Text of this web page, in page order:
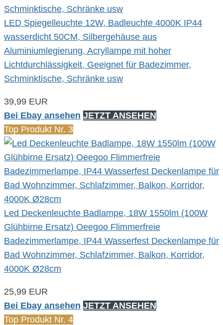
LED Spiegelleuchte 12W, Badleuchte 4000K IP44
wasserdicht 50CM, Silbergehäuse aus
Aluminiumlegierung, Acryllampe mit hoher
Lichtdurchlässigkeit, Geeignet für Badezimmer,
Schminktische, Schränke usw
39,99 EUR
Bei Ebay ansehen JETZT ANSEHEN
Top Produkt Nr. 3
Led Deckenleuchte Badlampe, 18W 1550lm (100W
Glühbirne Ersatz) Oeegoo Flimmerfreie
Badezimmerlampe, IP44 Wasserfest Deckenlampe für
Bad Wohnzimmer, Schlafzimmer, Balkon, Korridor,
4000K Ø28cm
25,99 EUR
Bei Ebay ansehen JETZT ANSEHEN
Top Produkt Nr. 4